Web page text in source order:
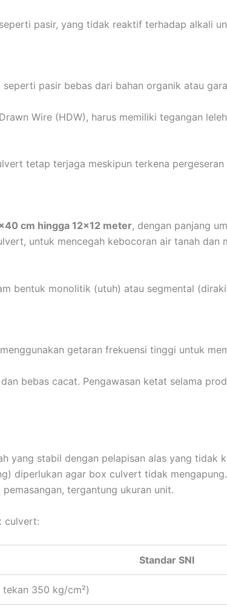
pasir, yang tidak reaktif terhadap alkali
pasir bebas dari bahan organik atau
Wire (HDW), harus memiliki tegangan
tetap terjaga meskipun terkena pergeseran
cm hingga 12×12 meter, dengan panjang
untuk mencegah kebocoran air tanah dan
bentuk monolitik (utuh) atau segmental
getaran frekuensi tinggi untuk
bebas cacat. Pengawasan ketat selama
yang stabil dengan pelapisan alas yang tidak
diperlukan agar box culvert tidak
tergantung ukuran unit.
culvert:
Standar SNI
350 kg/cm²)